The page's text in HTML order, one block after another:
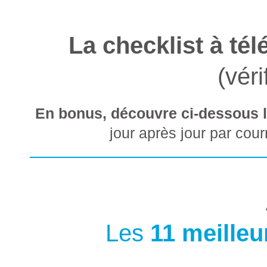
La checklist à
En bonus, découvre ci-dessous
jour après jour par
Les 11